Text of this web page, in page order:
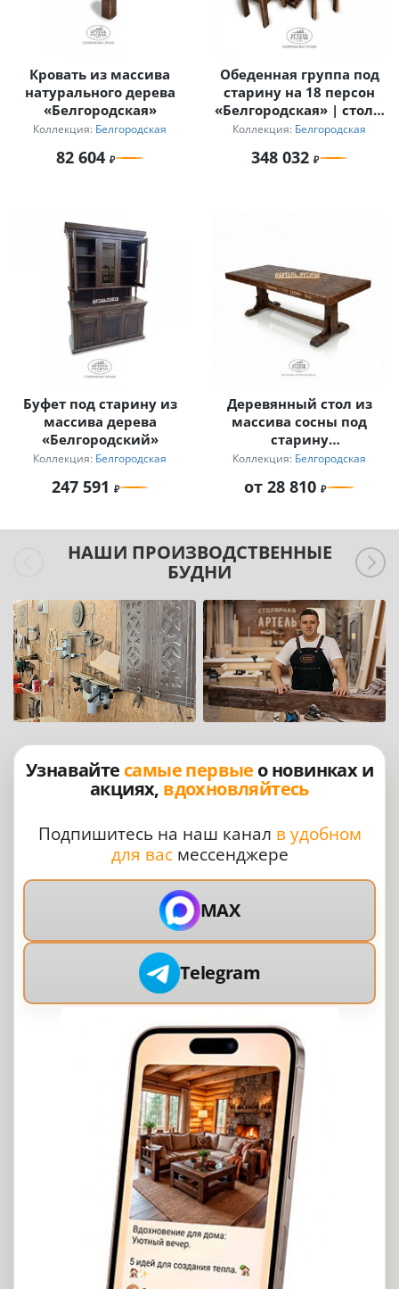
Кровать из массива
натурального дерева
«Белгородская»
Коллекция: Белгородская
82 604
Обеденная группа под
старину на 18 персон
«Белгородская» | стол 4
м
Коллекция: Белгородская
348 032
Буфет под старину из
массива дерева
«Белгородский»
Коллекция: Белгородская
247 591
Деревянный стол из
массива сосны под
старину
«Белгородский»
Коллекция: Белгородская
от 28 810
НАШИ ПРОИЗВОДСТВЕННЫЕ
БУДНИ
Узнавайте самые первые о новинках и
акциях, вдохновляйтесь
Подпишитесь на наш канал в удобном
для васмессенджере
MAX
Telegram